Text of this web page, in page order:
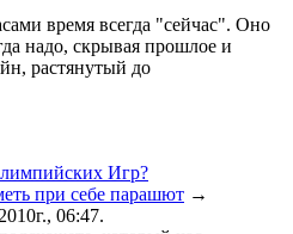
время всегда "сейчас". Оно
надо, скрывая прошлое и
растянутый до
Игр?
при себе парашют →
06:47.